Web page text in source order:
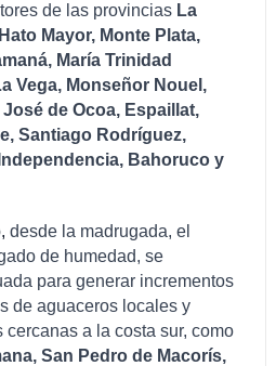
de las provinciasLa
Mayor, Monte Plata,
María Trinidad
Vega, Monseñor Nouel,
de Ocoa, Espaillat,
Santiago Rodríguez,
Bahoruco y
desde la madrugada, el
de humedad, se
para generar incrementos
de aguaceros locales y
a la costa sur, como
San Pedro de Macorís,